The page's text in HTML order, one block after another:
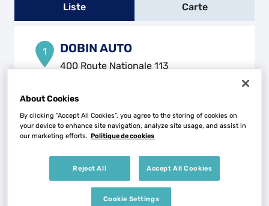
Liste Carte
1 DOBIN AUTO
400 Route Nationale 113
19:00
Téléphone
Voir plus
Les Top Carrosserie dans les villes à proximité
About Cookies
By clicking “Accept All Cookies”, you agree to the storing of cookies on
your device to enhance site navigation, analyze site usage, and assist in
our marketing efforts. Politique de cookies
Reject All Accept All Cookies
Cookie Settings